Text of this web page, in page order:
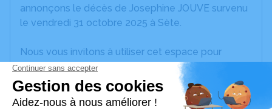
annonçons le décès de Josephine JOUVE survenu
le vendredi 31 octobre 2025 à Sète.
Nous vous invitons à utiliser cet espace pour
laisser vos condoléances, partager des photos
souvenirs, une anecdote ou exprimer vos pensées
à travers des poèmes ou des textes. Cet endroit